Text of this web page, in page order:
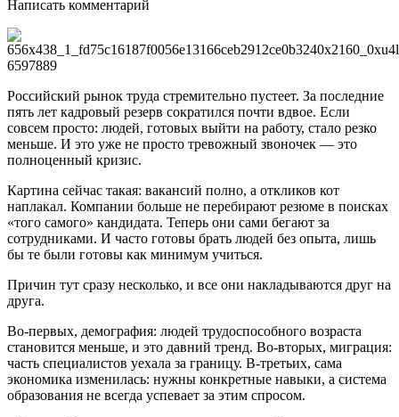
Написать комментарий
Российский рынок труда стремительно пустеет. За последние
пять лет кадровый резерв сократился почти вдвое. Если
совсем просто: людей, готовых выйти на работу, стало резко
меньше. И это уже не просто тревожный звоночек — это
полноценный кризис.
Картина сейчас такая: вакансий полно, а откликов кот
наплакал. Компании больше не перебирают резюме в поисках
«того самого» кандидата. Теперь они сами бегают за
сотрудниками. И часто готовы брать людей без опыта, лишь
бы те были готовы как минимум учиться.
Причин тут сразу несколько, и все они накладываются друг на
друга.
Во-первых, демография: людей трудоспособного возраста
становится меньше, и это давний тренд. Во-вторых, миграция:
часть специалистов уехала за границу. В-третьих, сама
экономика изменилась: нужны конкретные навыки, а система
образования не всегда успевает за этим спросом.